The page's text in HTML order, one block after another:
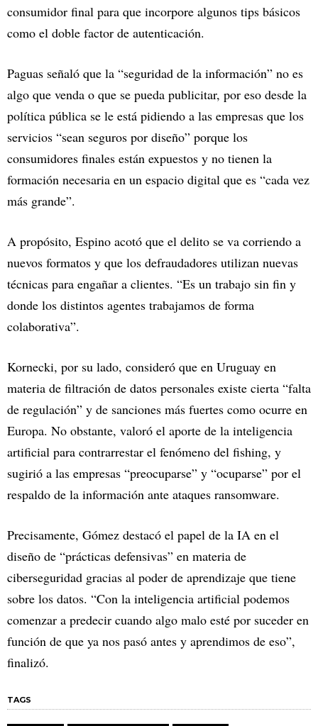
consumidor final para que incorpore algunos tips básicos
como el doble factor de autenticación.
Paguas señaló que la “seguridad de la información” no es
algo que venda o que se pueda publicitar, por eso desde la
política pública se le está pidiendo a las empresas que los
servicios “sean seguros por diseño” porque los
consumidores finales están expuestos y no tienen la
formación necesaria en un espacio digital que es “cada vez
más grande”.
A propósito, Espino acotó que el delito se va corriendo a
nuevos formatos y que los defraudadores utilizan nuevas
técnicas para engañar a clientes. “Es un trabajo sin fin y
donde los distintos agentes trabajamos de forma
colaborativa”.
Kornecki, por su lado, consideró que en Uruguay en
materia de filtración de datos personales existe cierta “falta
de regulación” y de sanciones más fuertes como ocurre en
Europa. No obstante, valoró el aporte de la inteligencia
artificial para contrarrestar el fenómeno del fishing, y
sugirió a las empresas “preocuparse” y “ocuparse” por el
respaldo de la información ante ataques ransomware.
Precisamente, Gómez destacó el papel de la IA en el
diseño de “prácticas defensivas” en materia de
ciberseguridad gracias al poder de aprendizaje que tiene
sobre los datos. “Con la inteligencia artificial podemos
comenzar a predecir cuando algo malo esté por suceder en
función de que ya nos pasó antes y aprendimos de eso”,
finalizó.
TAGS